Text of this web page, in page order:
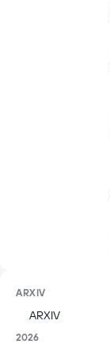
ARXIV
2026